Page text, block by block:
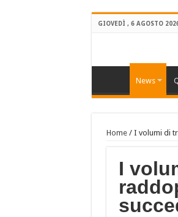
GIOVEDÌ , 6 AGOSTO
News
Home/ I volumi di
I